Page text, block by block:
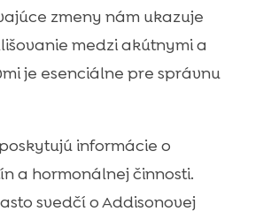
zmeny nám ukazuje
medzi akútnymi a
je esenciálne pre správnu
informácie o
a hormonálnej činnosti.
svedčí o Addisonovej